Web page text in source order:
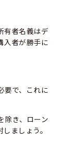
有者名義はデ
入者が勝手に
要で、これに
除き、ローン
ましょう。